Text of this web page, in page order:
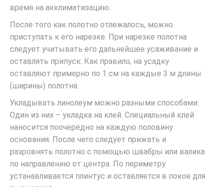
время на акклиматизацию.
После того как полотно отлежалось, можно
приступать к его нарезке. При нарезке полотна
следует учитывать его дальнейшее усаживание и
оставлять припуск. Как правило, на усадку
оставляют примерно по 1 см на каждые 3 м длины
(ширины) полотна.
Укладывать линолеум можно разными способами.
Один из них – укладка на клей. Специальный клей
наносится поочерёдно на каждую половину
основания. После чего следует прижать и
разровнять полотно с помощью швабры или валика
по направлению от центра. По периметру
устанавливается плинтус и оставляется в покое для